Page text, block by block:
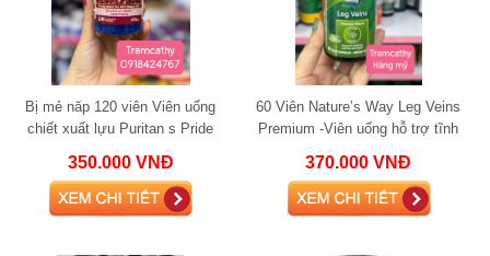
Bị mẻ năp 120 viên Viên uống
chiết xuất lựu Puritan s Pride
350.000 VNĐ
60 Viên Nature’s Way Leg Veins
Premium -Viên uống hỗ trợ tĩnh
mỏi và s
370.000 VNĐ